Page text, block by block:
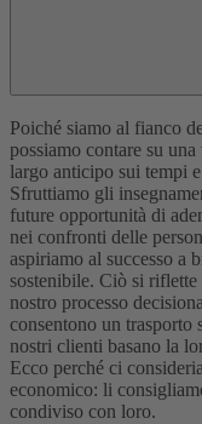
Poiché siamo al fianco
possiamo contare su
largo anticipo sui tempi
Sfruttiamo gli
future opportunità di
nei confronti delle
aspiriamo al successo a
sostenibile. Ciò si
nostro processo
consentono un
nostri clienti basano la
Ecco perché ci
economico: li
condiviso con loro.